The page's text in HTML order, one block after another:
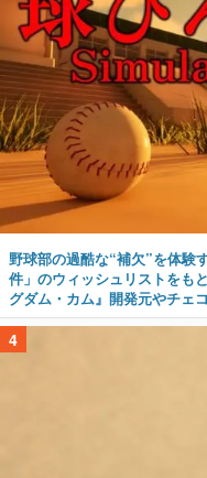
野球部の過酷な“補欠”を体験
件」のウィッシュリストをも
グダム・カム』開発元やチェ
4